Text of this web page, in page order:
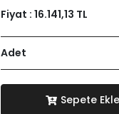
Fiyat : 16.141,13 TL
Adet
Sepete Ekle